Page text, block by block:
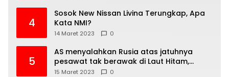
4
Sosok New Nissan Livina Terungkap, Apa
Kata NMI?
14 Maret 2023 0
5
AS menyalahkan Rusia atas jatuhnya
pesawat tak berawak di Laut Hitam,
Moskow menyangkal
15 Maret 2023 0